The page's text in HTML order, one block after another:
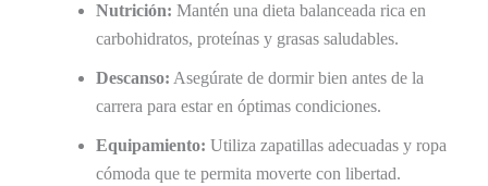
Nutrición: Mantén una dieta balanceada rica en
carbohidratos, proteínas y grasas saludables.
Descanso: Asegúrate de dormir bien antes de la
carrera para estar en óptimas condiciones.
Equipamiento: Utiliza zapatillas adecuadas y ropa
cómoda que te permita moverte con libertad.